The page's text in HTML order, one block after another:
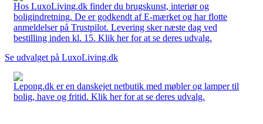
Hos LuxoLiving.dk finder du brugskunst, interiør og
boligindretning. De er godkendt af E-mærket og har flotte
anmeldelser på Trustpilot. Levering sker næste dag ved
bestilling inden kl. 15. Klik her for at se deres udvalg.
Se udvalget på LuxoLiving.dk
Lepong.dk er en danskejet netbutik med møbler og lamper til
bolig, have og fritid. Klik her for at se deres udvalg.